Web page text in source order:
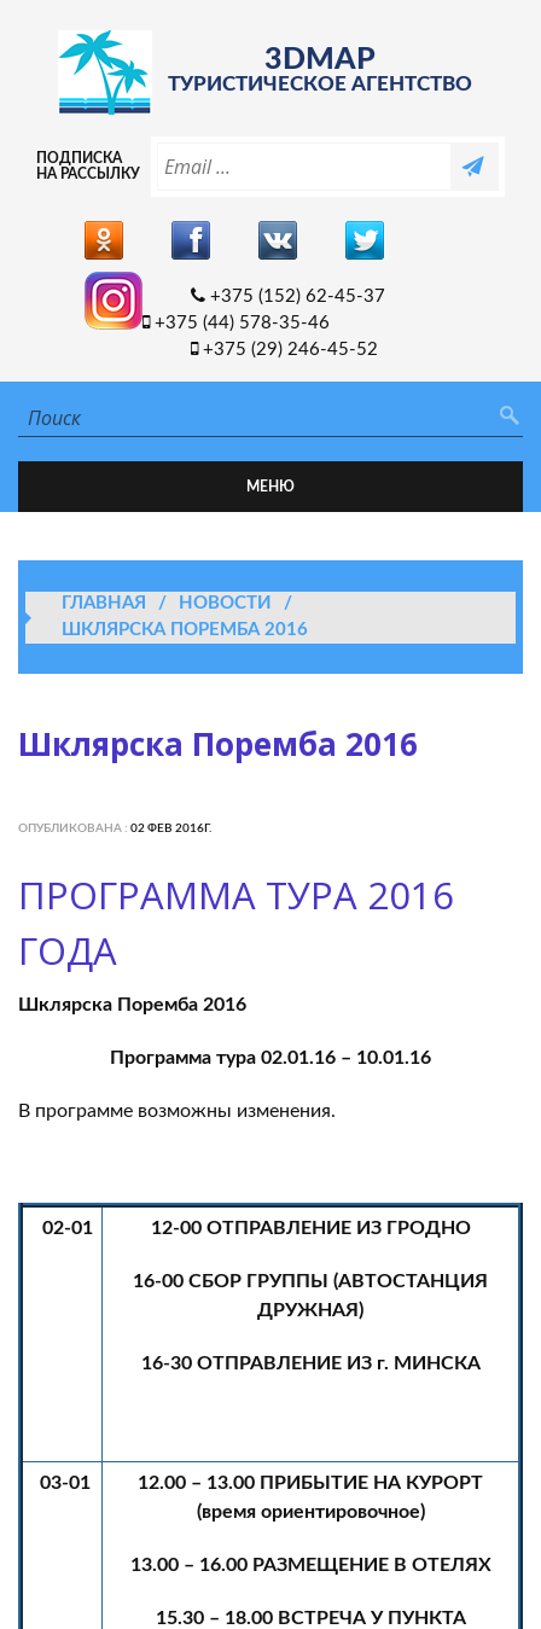
3DMAP
ТУРИСТИЧЕСКОЕ АГЕНТСТВО
ПОДПИСКА
НА РАССЫЛКУ
+375 (152) 62-45-37
+375 (44) 578-35-46
+375 (29) 246-45-52
МЕНЮ
ГЛАВНАЯ / НОВОСТИ
/
ШКЛЯРСКА ПОРЕМБА 2016
Шклярска Поремба 2016
ОПУБЛИКОВАНА : 02 ФЕВ 2016Г.
ПРОГРАММА ТУРА 2016
ГОДА
Шклярска Поремба 2016
Программа тура 02.01.16 – 10.01.16
В программе возможны изменения.
02-01 12-00 ОТПРАВЛЕНИЕ ИЗ ГРОДНО
16-00 СБОР ГРУППЫ (АВТОСТАНЦИЯ
ДРУЖНАЯ)
16-30 ОТПРАВЛЕНИЕ ИЗ г. МИНСКА
03-01
12.00 – 13.00 ПРИБЫТИЕ НА КУРОРТ
(время ориентировочное)
13.00 – 16.00 РАЗМЕЩЕНИЕ В ОТЕЛЯХ
15.30 – 18.00 ВСТРЕЧА У ПУНКТА